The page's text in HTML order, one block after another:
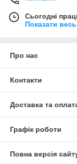
Сьогодні
Показати
Про нас
Контакти
Доставка та
Графік роботи
Повна версія